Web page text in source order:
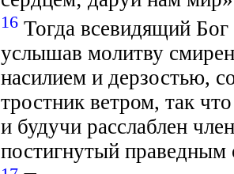
16Тогда всевидящий
услышав молитву
насилием и дерзостью,
тростник ветром, так
и будучи расслаблен
постигнутый